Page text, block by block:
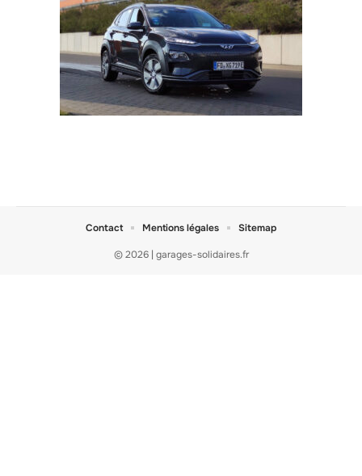
© 2026 | garages-solidaires.fr
Contact Mentions légales Sitemap